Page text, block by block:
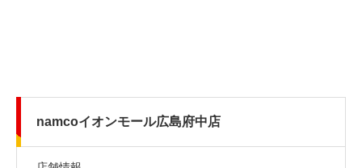
namcoイオンモール広島府中店